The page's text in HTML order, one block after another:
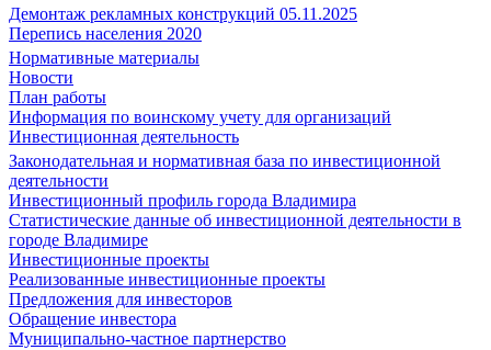
Демонтаж рекламных конструкций 05.11.2025
Перепись населения 2020
Нормативные материалы
Новости
План работы
Информация по воинскому учету для организаций
Инвестиционная деятельность
Законодательная и нормативная база по инвестиционной
деятельности
Инвестиционный профиль города Владимира
Статистические данные об инвестиционной деятельности в
городе Владимире
Инвестиционные проекты
Реализованные инвестиционные проекты
Предложения для инвесторов
Обращение инвестора
Муниципально-частное партнерство